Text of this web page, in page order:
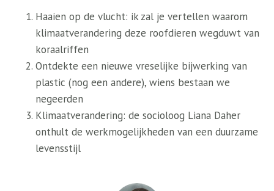
Haaien op de vlucht: ik zal je vertellen waarom
klimaatverandering deze roofdieren wegduwt van
koraalriffen
Ontdekte een nieuwe vreselijke bijwerking van
plastic (nog een andere), wiens bestaan ​​we
negeerden
Klimaatverandering: de socioloog Liana Daher
onthult de werkmogelijkheden van een duurzame
levensstijl